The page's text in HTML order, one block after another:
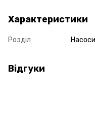
Характеристики
Розділ Насоси
Відгуки